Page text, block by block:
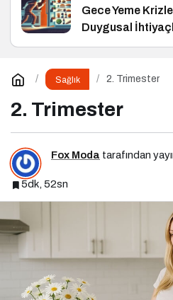
Gece Yeme
Duygusal
Sağlık 2. Trimester
2. Trimester
Fox Moda tarafından
5dk, 52sn